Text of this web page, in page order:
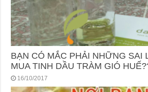
BẠN CÓ MẮC PHẢI NHỮNG SAI
MUA TINH DẦU TRÀM GIÓ
16/10/2017